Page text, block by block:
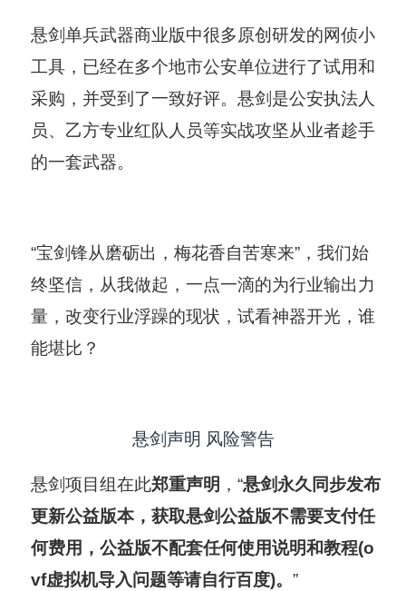
悬剑单兵武器商业版中很多原创研发的网侦小
工具，已经在多个地市公安单位进行了试用和
采购，并受到了一致好评。悬剑是公安执法人
员、乙方专业红队人员等实战攻坚从业者趁手
的一套武器。
“宝剑锋从磨砺出，梅花香自苦寒来”，我们始
终坚信，从我做起，一点一滴的为行业输出力
量，改变行业浮躁的现状，试看神器开光，谁
能堪比？
悬剑声明 风险警告
悬剑项目组在此郑重声明 ，“悬剑永久同步发布
更新公益版本，获取悬剑公益版不需要支付任
何费用，公益版不配套任何使用说明和教程(o
vf虚拟机导入问题等请自行百度)。”